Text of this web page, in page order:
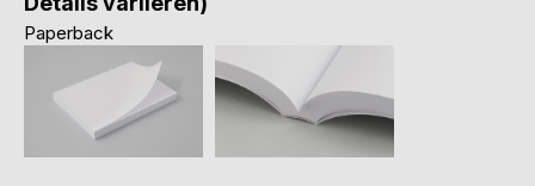
Paperback